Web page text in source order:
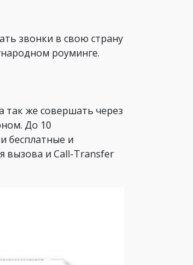
звонки в свою страну
роуминге.
так же совершать через
До 10
бесплатные и
вызова и Call-Transfer